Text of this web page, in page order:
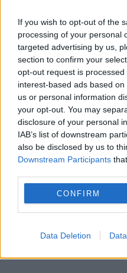
If you wish to opt-out of the
processing of your personal
targeted advertising by us,
section to confirm your
opt-out request is
interest-based ads based
us or personal information
your opt-out. You may
disclosure of your personal
IAB’s list of downstream
also be disclosed by us to
Downstream Participants
CONFIRM
Data Deletion
Cum verifici dacă
Metoda prin
restanțe la taxe
Regula pe care
străinătate nu o
contribuțiile la
furnizor